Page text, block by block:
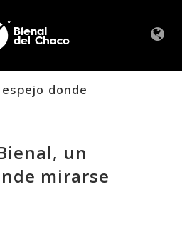
donde
un
mirarse